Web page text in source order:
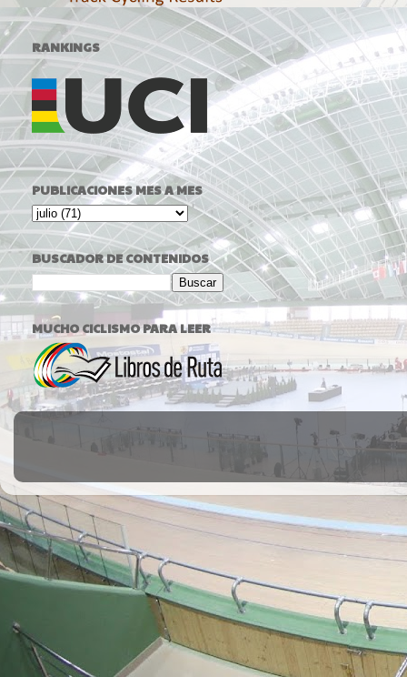
RANKINGS
PUBLICACIONES MES A MES
BUSCADOR DE CONTENIDOS
MUCHO CICLISMO PARA LEER